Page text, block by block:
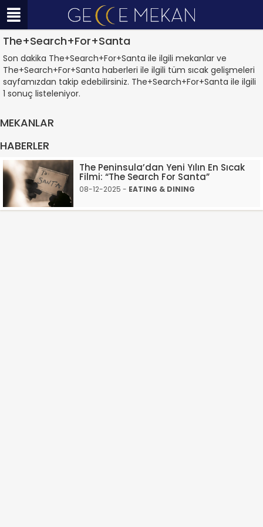
The+Search+For+Santa
Son dakika The+Search+For+Santa ile ilgili mekanlar ve
The+Search+For+Santa haberleri ile ilgili tüm sıcak gelişmeleri
sayfamızdan takip edebilirsiniz. The+Search+For+Santa ile ilgili
1 sonuç listeleniyor.
MEKANLAR
HABERLER
The Peninsula’dan Yeni Yılın En Sıcak
Filmi: “The Search For Santa”
08-12-2025 - EATING & DINING